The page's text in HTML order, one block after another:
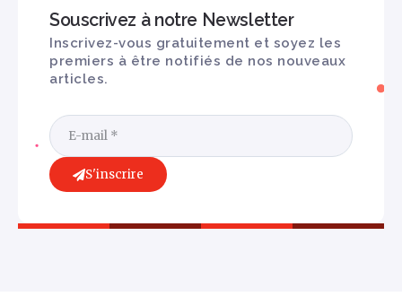
Souscrivez à notre Newsletter
Inscrivez-vous gratuitement et soyez les
premiers à être notifiés de nos nouveaux
articles.
S'inscrire